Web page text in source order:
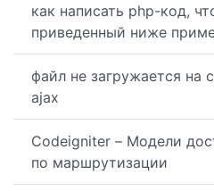
как написать php-код,
приведенный ниже
файл не загружается на
ajax
Codeigniter – Модели
по маршрутизации